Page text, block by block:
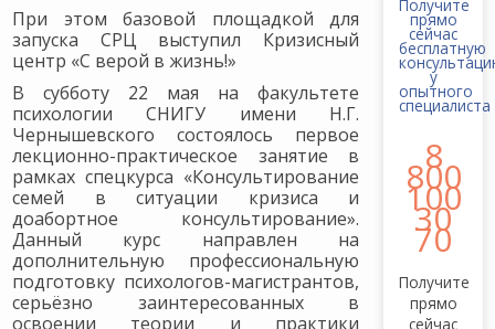
При этом базовой площадкой для
запуска СРЦ выступил Кризисный
центр «С верой в жизнь!»
В субботу 22 мая на факультете
психологии СНИГУ имени Н.Г.
Чернышевского состоялось первое
лекционно-практическое занятие в
рамках спецкурса «Консультирование
семей в ситуации кризиса и
доабортное консультирование».
Данный курс направлен на
дополнительную профессиональную
подготовку психологов-магистрантов,
серьёзно заинтересованных в
освоении теории и практики
8
800
100
30
70
Получите
прямо
сейчас